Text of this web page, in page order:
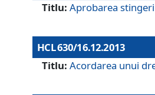
Titlu: Aprobarea
HCL 630/16.12.2013
Titlu: Acordarea unui